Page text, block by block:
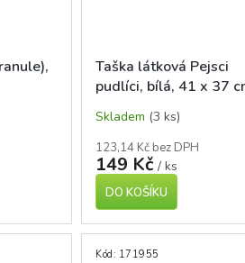
Taška látková Pejsci
pudlíci, bílá, 41 x 37
Skladem (3 ks)
123,14 Kč bez DPH
149 Kč / ks
DO KOŠÍKU
Kód: 171955